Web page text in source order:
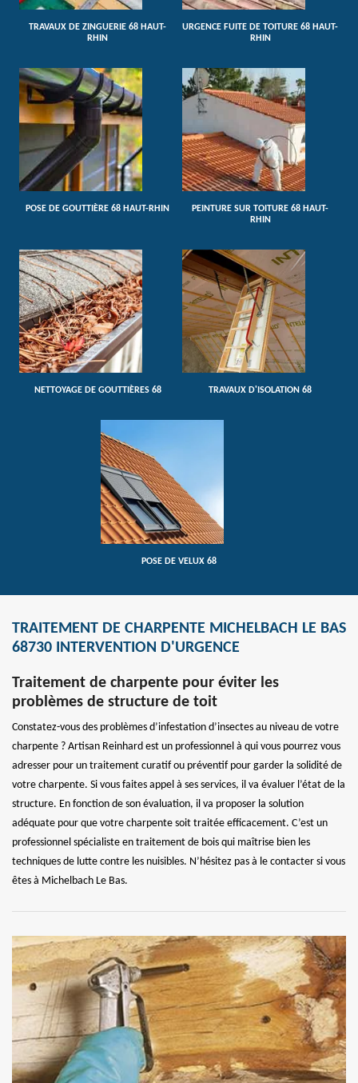
TRAVAUX DE ZINGUERIE 68 HAUT-
RHIN
URGENCE FUITE DE TOITURE 68 HAUT-
RHIN
POSE DE GOUTTIÈRE 68 HAUT-RHIN
PEINTURE SUR TOITURE 68 HAUT-
RHIN
NETTOYAGE DE GOUTTIÈRES 68 TRAVAUX D'ISOLATION 68
POSE DE VELUX 68
TRAITEMENT DE CHARPENTE MICHELBACH LE BAS
68730 INTERVENTION D'URGENCE
Traitement de charpente pour éviter les
problèmes de structure de toit
Constatez-vous des problèmes d’infestation d’insectes au niveau de votre
charpente ? Artisan Reinhard est un professionnel à qui vous pourrez vous
adresser pour un traitement curatif ou préventif pour garder la solidité de
votre charpente. Si vous faites appel à ses services, il va évaluer l’état de la
structure. En fonction de son évaluation, il va proposer la solution
adéquate pour que votre charpente soit traitée efficacement. C’est un
professionnel spécialiste en traitement de bois qui maîtrise bien les
techniques de lutte contre les nuisibles. N’hésitez pas à le contacter si vous
êtes à Michelbach Le Bas.